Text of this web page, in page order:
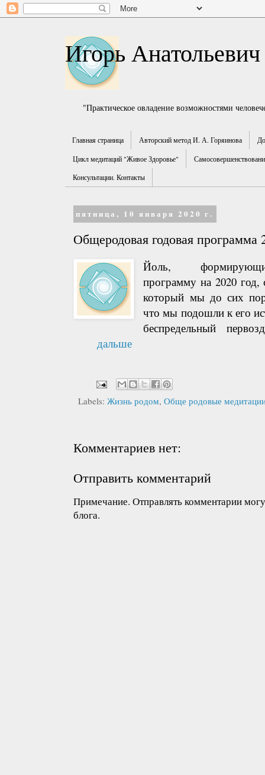
Игорь
"Практическое овладение возможностями
Главная страница Авторский метод И. А. Горяинова
Цикл медитаций "Живое Здоровье"
Консультации. Контакты
пятница, 10 января 2020 г.
Общеродовая годовая программа
Йоль,
программу на 2020
который мы до сих
что мы подошли к его
беспредельный
дальше
Labels: Жизнь родом, Обще родовые
Комментариев нет:
Отправить комментарий
Примечание. Отправлять комментарии
блога.